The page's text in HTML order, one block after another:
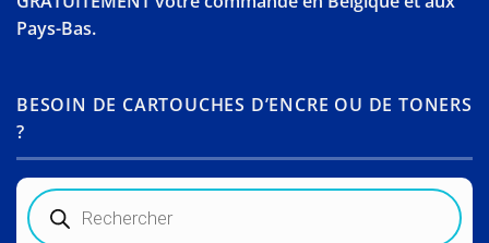
Pays-Bas.
BESOIN DE CARTOUCHES D’ENCRE OU DE TONERS
?
Recherche
de
produits